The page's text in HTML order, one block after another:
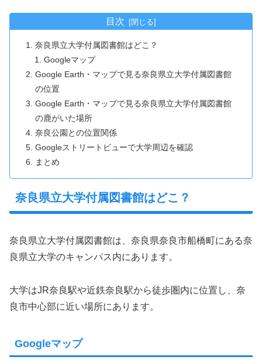
目次
奈良県立大学付属図書館はどこ？
Googleマップ
Google Earth・マップで見る奈良県立大学付属図書館
の位置
Google Earth・マップで見る奈良県立大学付属図書館
の鹿がいた場所
奈良公園との位置関係
Googleストリートビューで大学周辺を確認
まとめ
奈良県立大学付属図書館はどこ？
奈良県立大学付属図書館は、奈良県奈良市船橋町にある奈
良県立大学のキャンパス内にあります。
大学はJR奈良駅や近鉄奈良駅から徒歩圏内に位置し、奈
良市中心部に近い場所にあります。
Googleマップ